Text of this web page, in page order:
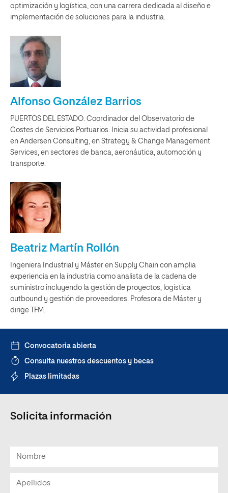
optimización y logística, con una carrera dedicada al diseño e
implementación de soluciones para la industria.
Alfonso González Barrios
PUERTOS DEL ESTADO. Coordinador del Observatorio de
Costes de Servicios Portuarios. Inicia su actividad profesional
en Andersen Consulting, en Strategy & Change Management
Services, en sectores de banca, aeronáutica, automoción y
transporte.
Beatriz Martín Rollón
Ingeniera Industrial y Máster en Supply Chain con amplia
experiencia en la industria como analista de la cadena de
suministro incluyendo la gestión de proyectos, logística
outbound y gestión de proveedores. Profesora de Máster y
dirige TFM.
Convocatoria abierta
Consulta nuestros descuentos y becas
Plazas limitadas
Solicita información